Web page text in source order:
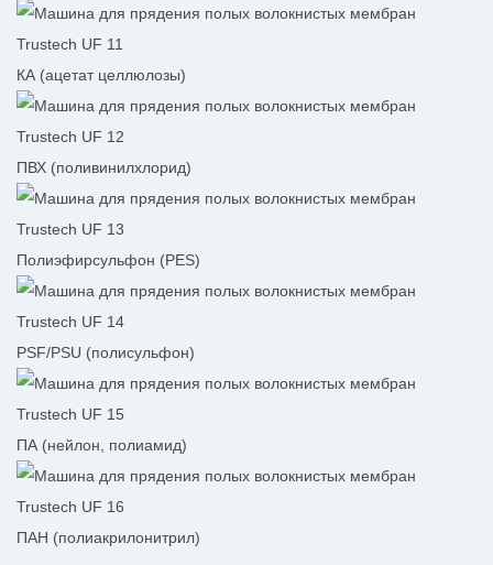
КА (ацетат целлюлозы)
ПВХ (поливинилхлорид)
Полиэфирсульфон (PES)
PSF/PSU (полисульфон)
ПА (нейлон, полиамид)
ПАН (полиакрилонитрил)